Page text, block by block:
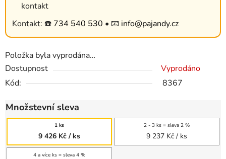
kontakt
Kontakt: ☎️ 734 540 530 • 📧 info@pajandy.cz
Položka byla vyprodána…
Dostupnost
Vyprodáno
Kód:
8367
Množstevní sleva
1 ks
9 426 Kč / ks
2 - 3 ks = sleva 2 %
9 237 Kč / ks
4 a více ks = sleva 4 %